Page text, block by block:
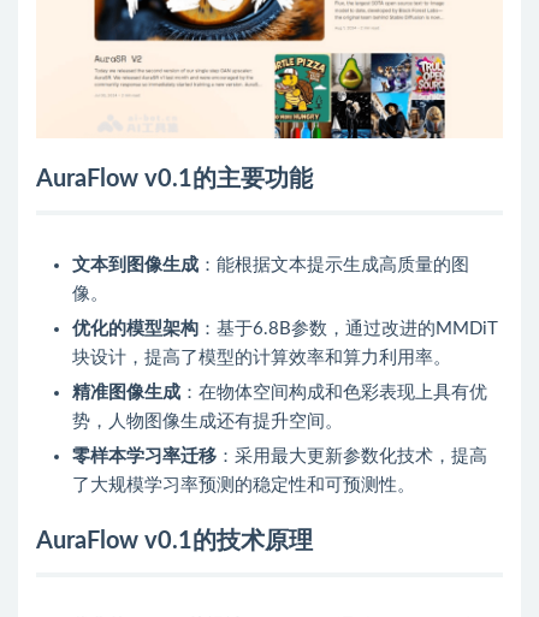
AuraFlow v0.1的主要功能
文本到图像生成 ：能根据文本提示生成高质量的图
像。
优化的模型架构 ：基于6.8B参数，通过改进的MMDiT
块设计，提高了模型的计算效率和算力利用率。
精准图像生成 ：在物体空间构成和色彩表现上具有优
势，人物图像生成还有提升空间。
零样本学习率迁移 ：采用最大更新参数化技术，提高
了大规模学习率预测的稳定性和可预测性。
AuraFlow v0.1的技术原理